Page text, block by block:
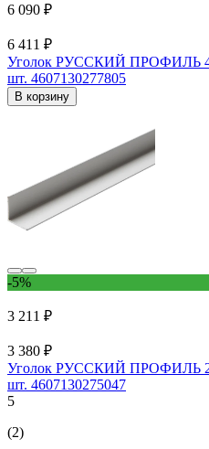
6 090 ₽
6 411 ₽
Уголок РУССКИЙ ПРОФИЛЬ
шт. 4607130277805
В корзину
-5%
3 211 ₽
3 380 ₽
Уголок РУССКИЙ ПРОФИЛЬ
шт. 4607130275047
5
(2)